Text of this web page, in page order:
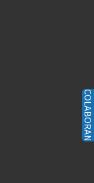
COLABORAN